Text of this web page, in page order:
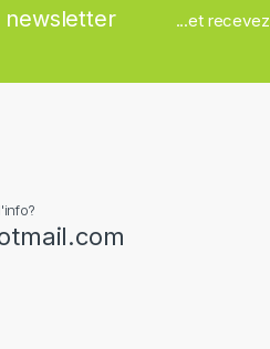
newsletter ...et recevez